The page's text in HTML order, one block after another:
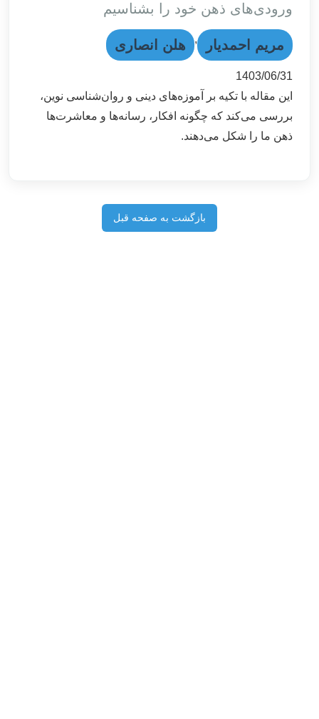
ورودی‌های ذهن خود را بشناسیم
مریم احمدیار , هلن انصاری
1403/06/31
این مقاله با تکیه بر آموزه‌های دینی و روان‌شناسی نوین،
بررسی می‌کند که چگونه افکار، رسانه‌ها و معاشرت‌ها
ذهن ما را شکل می‌دهند.
بازگشت به صفحه قبل